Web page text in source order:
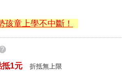
童上學不中斷！
?
抵1元 折抵無上限